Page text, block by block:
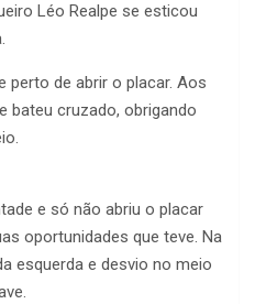
Léo Realpe se esticou
perto de abrir o placar. Aos
bateu cruzado, obrigando
e só não abriu o placar
oportunidades que teve. Na
esquerda e desvio no meio